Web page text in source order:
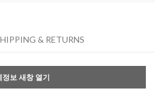
& RETURNS
정보 새창 열기